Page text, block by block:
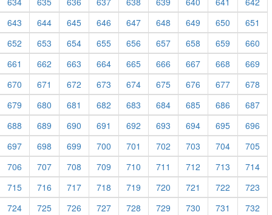
643
644 645 646 647 648 649 650
651
652
653 654 655 656 657 658 659
660
661
662 663 664 665 666 667 668
669
670
671 672 673 674 675 676 677
678
679
680 681 682 683 684 685 686
687
688
689 690 691 692 693 694 695
696
697
698 699 700 701 702 703 704
705
706
707 708 709 710 711 712 713
714
715
716 717 718 719 720 721 722
723
724
725 726 727 728 729 730 731
732